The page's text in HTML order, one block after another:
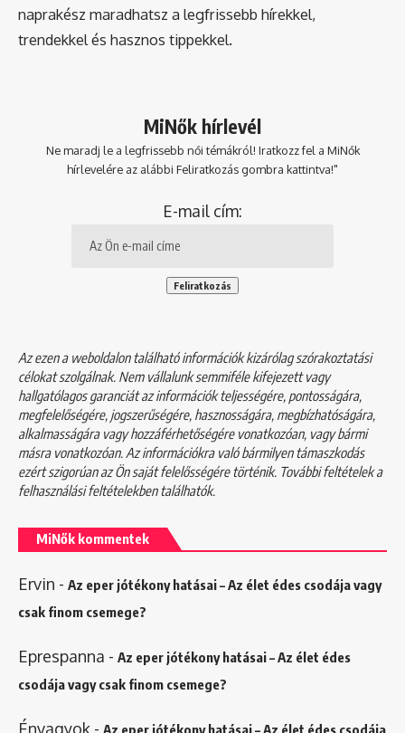
naprakész maradhatsz a legfrissebb hírekkel,
trendekkel és hasznos tippekkel.
MiNők hírlevél
Ne maradj le a legfrissebb női témákról! Iratkozz fel a MiNők
hírlevelére az alábbi Feliratkozás gombra kattintva!"
E-mail cím:
Az ezen a weboldalon található információk kizárólag szórakoztatási
célokat szolgálnak. Nem vállalunk semmiféle kifejezett vagy
hallgatólagos garanciát az információk teljességére, pontosságára,
megfelelőségére, jogszerűségére, hasznosságára, megbízhatóságára,
alkalmasságára vagy hozzáférhetőségére vonatkozóan, vagy bármi
másra vonatkozóan. Az információkra való bármilyen támaszkodás
ezért szigorúan az Ön saját felelősségére történik. További feltételek a
felhasználási feltételekbentalálhatók.
MiNők kommentek
Ervin - Az eper jótékony hatásai – Az élet édes csodája vagy
csak finom csemege?
Eprespanna - Az eper jótékony hatásai – Az élet édes
csodája vagy csak finom csemege?
Énvagyok - Az eper jótékony hatásai – Az élet édes csodája